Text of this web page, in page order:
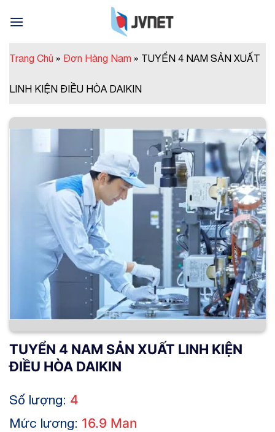
Trang Chủ » Đơn Hàng Nam » TUYỂN 4 NAM SẢN XUẤT
LINH KIỆN ĐIỀU HÒA DAIKIN
TUYỂN 4 NAM SẢN XUẤT LINH KIỆN
ĐIỀU HÒA DAIKIN
Số lượng: 4
Mức lương: 16.9 Man